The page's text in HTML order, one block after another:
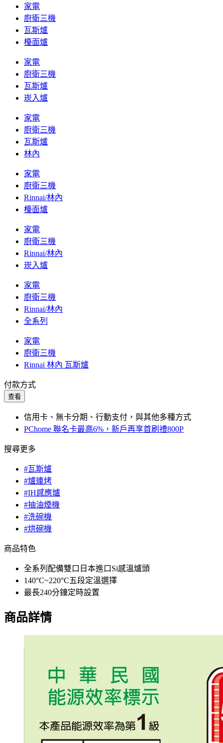
家電
廚衛三機
瓦斯爐
檯面爐
家電
廚衛三機
瓦斯爐
崁入爐
家電
廚衛三機
瓦斯爐
林內
家電
廚衛三機
Rinnai/林內
檯面爐
家電
廚衛三機
Rinnai/林內
崁入爐
家電
廚衛三機
Rinnai/林內
全系列
家電
廚衛三機
Rinnai 林內 瓦斯爐
付款方式
查看
信用卡、無卡分期、行動支付，與其他多種方式
PChome 聯名卡最高6%，新戶再享首刷禮800P
搜尋更多
#瓦斯爐
#爐連烤
#IH感應爐
#抽油煙機
#洗碗機
#烘碗機
商品特色
全系列配備雙口日本進口Si感溫爐頭
140°C~220°C五段定溫選擇
最長240分鐘定時設置
商品詳情